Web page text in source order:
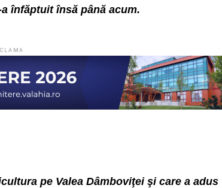
înfăptuit însă până acum.
pe Valea Dâmboviţei şi care a adus